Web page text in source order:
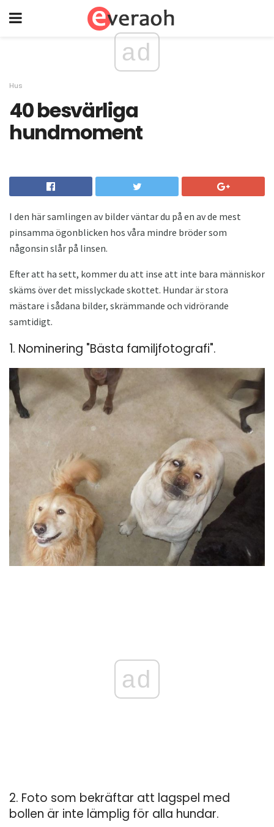
ad
Hus
40 besvärliga
hundmoment
I den här samlingen av bilder väntar du på en av de mest
pinsamma ögonblicken hos våra mindre bröder som
någonsin slår på linsen.
Efter att ha sett, kommer du att inse att inte bara människor
skäms över det misslyckade skottet. Hundar är stora
mästare i sådana bilder, skrämmande och vidrörande
samtidigt.
1. Nominering "Bästa familjfotografi".
ad
2. Foto som bekräftar att lagspel med
bollen är inte lämplig för alla hundar.